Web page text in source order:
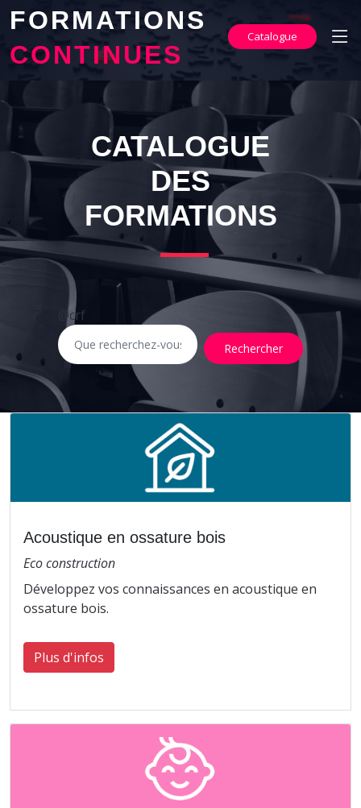
FORMATIONS
CONTINUES
Catalogue
CATALOGUE
DES
FORMATIONS
@crf
Rechercher
Acoustique en ossature bois
Eco construction
Développez vos connaissances en acoustique en
ossature bois.
Plus d'infos